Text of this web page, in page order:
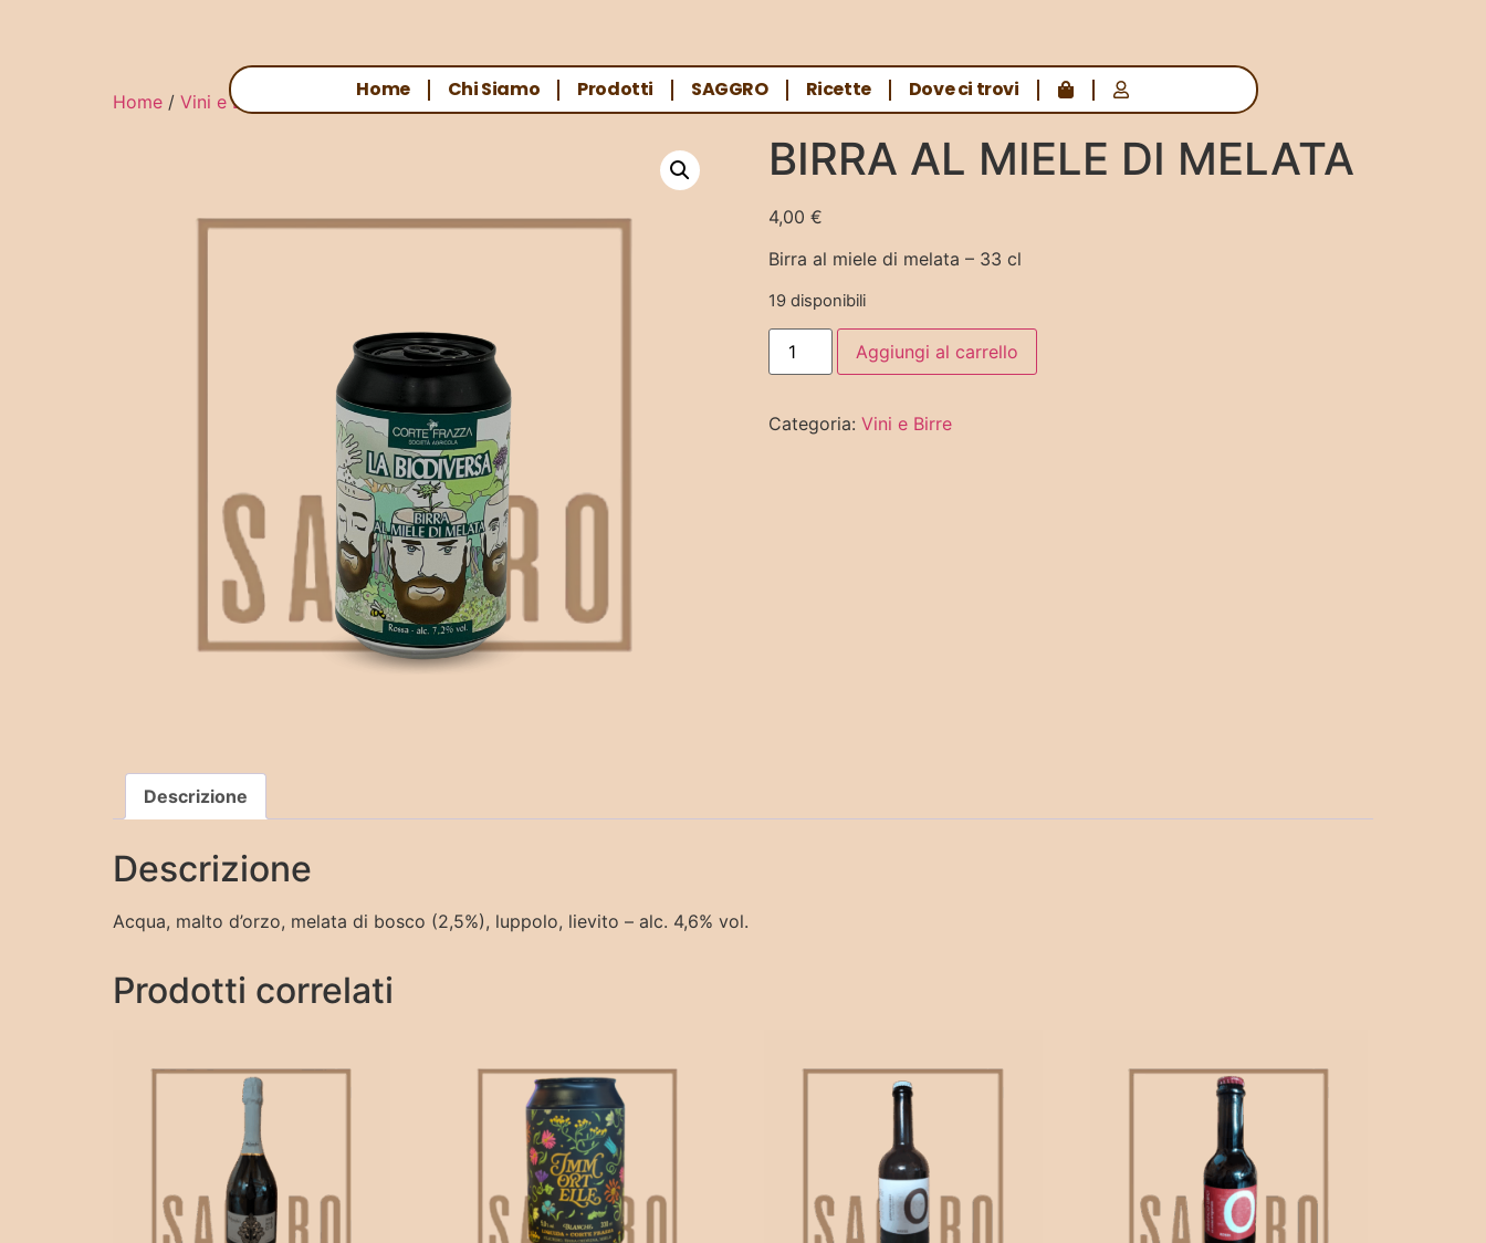
Home Chi Siamo Prodotti SAGGRO Ricette Dove ci trovi
Home / Vini e Birre / BIRRA AL MIELE DI MELATA
BIRRA AL MIELE DI MELATA
4,00 €
Birra al miele di melata – 33 cl
19 disponibili
Aggiungi al carrello
Categoria: Vini e Birre
Descrizione
Descrizione
Acqua, malto d’orzo, melata di bosco (2,5%), luppolo, lievito – alc. 4,6% vol.
Prodotti correlati